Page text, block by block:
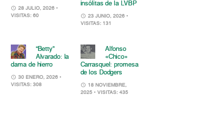
28 JULIO, 2026 •
VISITAS: 60
insólitas de la LVBP
23 JUNIO, 2026 •
VISITAS: 131
“Betty”
Alvarado: la
dama de hierro
30 ENERO, 2026 •
VISITAS: 308
Alfonso
«Chico»
Carrasquel: promesa
de los Dodgers
18 NOVIEMBRE,
2025 • VISITAS: 435